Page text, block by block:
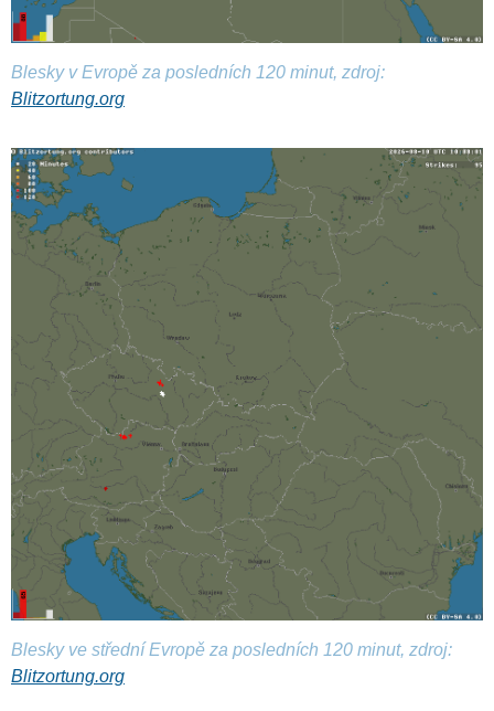
Blesky v Evropě za posledních 120 minut, zdroj:
Blitzortung.org
Blesky ve střední Evropě za posledních 120 minut, zdroj:
Blitzortung.org